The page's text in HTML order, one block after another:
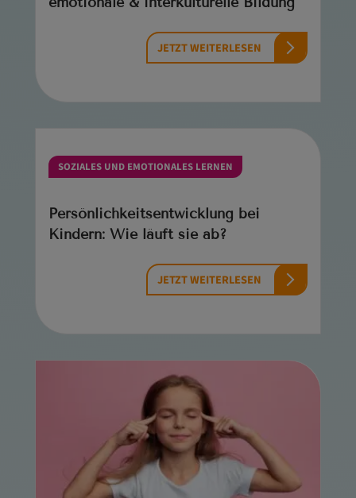
JETZT WEITERLESEN
SOZIALES UND EMOTIONALES LERNEN
Persönlichkeitsentwicklung bei
Kindern: Wie läuft sie ab?
JETZT WEITERLESEN